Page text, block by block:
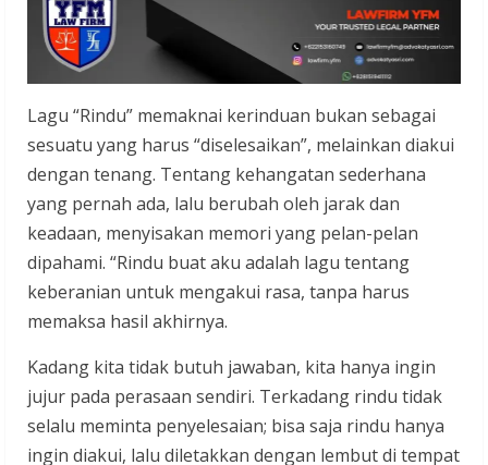
Lagu “Rindu” memaknai kerinduan bukan sebagai
sesuatu yang harus “diselesaikan”, melainkan diakui
dengan tenang. Tentang kehangatan sederhana
yang pernah ada, lalu berubah oleh jarak dan
keadaan, menyisakan memori yang pelan-pelan
dipahami. “Rindu buat aku adalah lagu tentang
keberanian untuk mengakui rasa, tanpa harus
memaksa hasil akhirnya.
Kadang kita tidak butuh jawaban, kita hanya ingin
jujur pada perasaan sendiri. Terkadang rindu tidak
selalu meminta penyelesaian; bisa saja rindu hanya
ingin diakui, lalu diletakkan dengan lembut di tempat